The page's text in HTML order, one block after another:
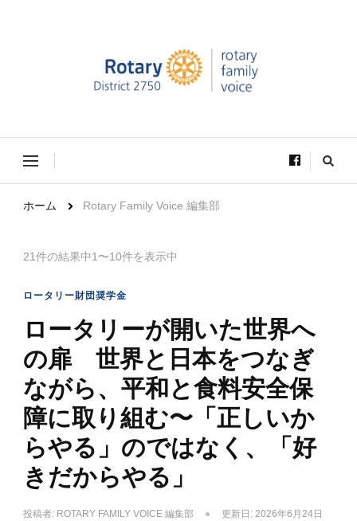
ータリーファミリー支援委員会
VOICE（声）としてお届けします。
か
探
す
か
ホーム Rotary Family Voice 編集部
21件の結果中1〜10件を表示中
ロータリー財団奨学金
ロータリーが開いた世界へ
の扉 世界と日本をつなぎ
ながら、平和と食料安全保
障に取り組む〜「正しいか
らやる」のではなく、「好
きだからやる」
投稿者: ROTARY FAMILY VOICE 編集部 更新日: 2026年6月24日